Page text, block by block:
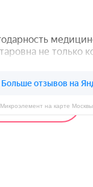
Микроэлемент на карте